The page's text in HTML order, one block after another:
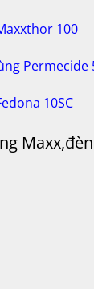
100
Permecide
10SC